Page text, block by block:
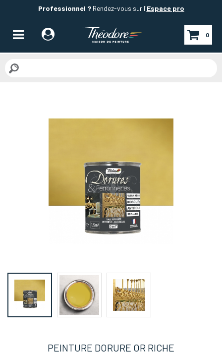
Professionnel ?Rendez-vous sur l'Espace pro
0
PEINTURE DORURE OR RICHE